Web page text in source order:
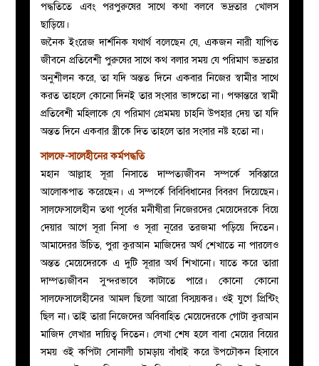
পদ্ধতিতে এবং পরপুরুষের সাথে কথা বলবে ভদ্রতার খোলস
ছাড়িয়ে।
জনৈক ইংরেজ দার্শনিক যথার্থ বলেছেন যে, একজন নারী যাপিত
জীবনে প্রতিবেশী পুরুষের সাথে কথ বলার সময় যে পরিমাণ ভদ্রতার
অনুশীলন করে, তা যদি অন্তত দিনে একবার নিজের স্বামীর সাথে
করত তাহলে কোনো দিনই তার সংসার ভাঙ্গতো না। পক্ষান্তরে স্বামী
প্রতিবেশী মহিলাকে যে পরিমাণ প্রেমময় চাহনি উপহার দেয় তা যদি
অন্তত দিনে একবার স্ত্রীকে দিত তাহলে তার সংসার নষ্ট হতো না।
সালফে-সালেহীনের কর্মপদ্ধতি
মহান আল্লাহ সূরা নিসাতে দাম্পত্যজীবন সম্পর্কে সবিস্তারে
আলোকপাত করেছেন। এ সম্পর্কে বিবিবিধানের বিবরণ দিয়েছেন।
সালফেসালেহীন তথা পূর্বের মনীষীরা নিজেরদের মেয়েদেরকে বিয়ে
দেয়ার আগে সূরা নিসা ও সূরা নূরের তরজমা পড়িয়ে দিতেন।
আমাদেরর উচিত, পুরা কুরআন মাজিদের অর্থ শেখাতে না পারলেও
অন্তত মেয়েদেরকে এ দুটি সূরার অর্থ শিখানো। যাতে করে তারা
দাম্পত্যজীবন সুন্দরভাবে কাটাতে পারে। কোনো কোনো
সালফেসালেহীনের আমল ছিলো আরো বিস্ময়কর। ওই যুগে প্রিন্টিং
ছিল না। তাই তারা নিজেদের অবিবাহিত মেয়েদেরকে গোটা কুরআন
মাজিদ লেখার দায়িত্ব দিতেন। লেখা শেষ হলে বাবা মেয়ের বিয়ের
সময় ওই কপিটা সোনালী চামড়ায় বাঁধাই করে উপঢৌকন হিসাবে